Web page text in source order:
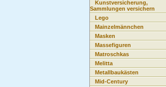
Kunstversicherung,
Sammlungen versichern
Lego
Mainzelmännchen
Masken
Massefiguren
Matroschkas
Melitta
Metallbaukästen
Mid-Century